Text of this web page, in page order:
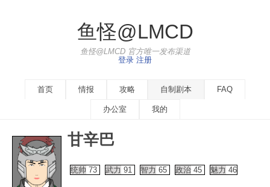
鱼怪@LMCD
鱼怪@LMCD 官方唯一发布渠道
登录 注册
首页 情报 攻略 自制剧本 FAQ
办公室 我的
甘辛巴
统帅 73 武力 91 智力 65 政治 45 魅力 46